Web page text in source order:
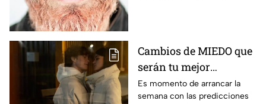
Cambios de MIEDO que
serán tu mejor
BENEFICIO: Esto
destaca Nana Calistar
Es momento de arrancar la
semana con las predicciones